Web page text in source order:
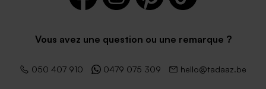
Vous avez une question ou une remarque ?
050 407 910 0479 075 309 hello@tadaaz.be